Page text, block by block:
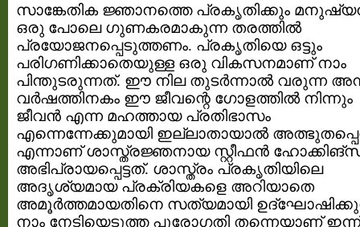
സാങ്കേതിക ജ്ഞാനത്തെ പ്രകൃതിക്കും
ഒരു പോലെ ഗുണകരമാകുന്ന തരത്തില്‍
പ്രയോജനപ്പെടുത്തണം. പ്രകൃതിയെ ഒട്ടും
പരിഗണിക്കാതെയുള്ള ഒരു വികസനമാണ് നാം
പിന്തുടരുന്നത്. ഈ നില തുടര്‍ന്നാല്‍ വരുന്ന
വര്‍ഷത്തിനകം ഈ ജീവന്റെ ഗോളത്തില്‍ നിന്നും
ജീവന്‍ എന്ന മഹത്തായ പ്രതിഭാസം
എന്നെന്നേക്കുമായി ഇല്ലാതായാല്‍
എന്നാണ് ശാസ്ത്രജ്ഞനായ സ്റ്റീഫന്‍
അഭിപ്രായപ്പെട്ടത്. ശാസ്ത്രം പ്രകൃതിയിലെ
അദൃശ്യമായ പ്രക്രിയകളെ അറിയാതെ
അമൂർത്തമായതിനെ സത്യമായി
നാം നേടിയെടുത്ത പുരോഗതി തന്നെയാണ്